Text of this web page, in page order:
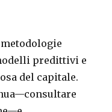
predittivi e
del capitale.